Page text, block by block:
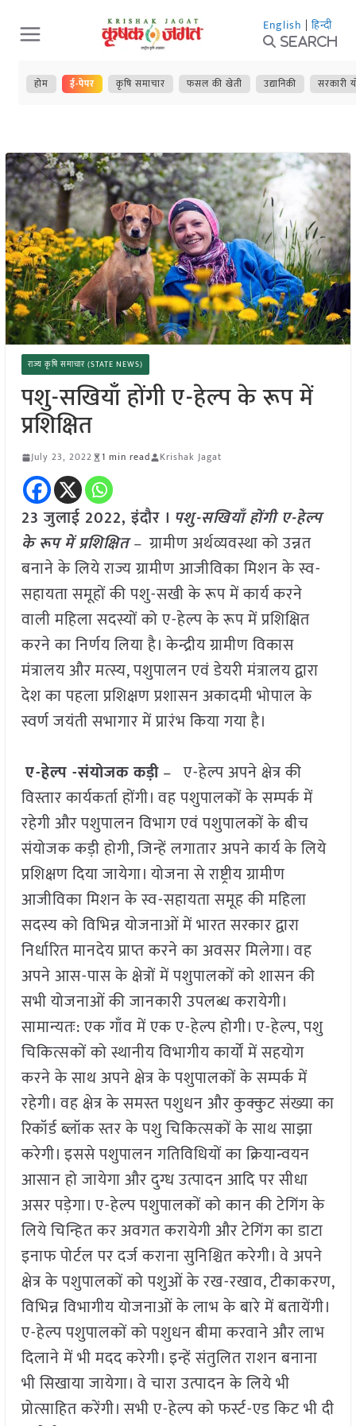
Skip
to
content
English | हिन्दी
Search
होम ई-पेपर कृषि समाचार फसल की खेती उद्यानिकी सरकारी
राज्य कृषि समाचार (STATE NEWS)
पशु-सखियाँ होंगी ए-हेल्प के रूप में
प्रशिक्षित
July 23, 2022 1 min read Krishak Jagat
23 जुलाई 2022, इंदौर । पशु-सखियाँ होंगी ए-हेल्प
के रूप में प्रशिक्षित–ग्रामीण अर्थव्यवस्था को उन्नत
बनाने के लिये राज्य ग्रामीण आजीविका मिशन के स्व-
सहायता समूहों की पशु-सखी के रूप में कार्य करने
वाली महिला सदस्यों को ए-हेल्प के रूप में प्रशिक्षित
करने का निर्णय लिया है। केन्द्रीय ग्रामीण विकास
मंत्रालय और मत्स्य, पशुपालन एवं डेयरी मंत्रालय द्वारा
देश का पहला प्रशिक्षण प्रशासन अकादमी भोपाल के
स्वर्ण जयंती सभागार में प्रारंभ किया गया है।
ए-हेल्प -संयोजक कड़ी– ए-हेल्प अपने क्षेत्र की
विस्तार कार्यकर्ता होंगी। वह पशुपालकों के सम्पर्क में
रहेगी और पशुपालन विभाग एवं पशुपालकों के बीच
संयोजक कड़ी होगी, जिन्हें लगातार अपने कार्य के लिये
प्रशिक्षण दिया जायेगा। योजना से राष्ट्रीय ग्रामीण
आजीविका मिशन के स्व-सहायता समूह की महिला
सदस्य को विभिन्न योजनाओं में भारत सरकार द्वारा
निर्धारित मानदेय प्राप्त करने का अवसर मिलेगा। वह
अपने आस-पास के क्षेत्रों में पशुपालकों को शासन की
सभी योजनाओं की जानकारी उपलब्ध करायेगी।
सामान्यतः: एक गाँव में एक ए-हेल्प होगी। ए-हेल्प, पशु
चिकित्सकों को स्थानीय विभागीय कार्यों में सहयोग
करने के साथ अपने क्षेत्र के पशुपालकों के सम्पर्क में
रहेगी। वह क्षेत्र के समस्त पशुधन और कुक्कुट संख्या का
रिकॉर्ड ब्लॉक स्तर के पशु चिकित्सकों के साथ साझा
करेगी। इससे पशुपालन गतिविधियों का क्रियान्वयन
आसान हो जायेगा और दुग्ध उत्पादन आदि पर सीधा
असर पड़ेगा। ए-हेल्प पशुपालकों को कान की टेगिंग के
लिये चिन्हित कर अवगत करायेगी और टेगिंग का डाटा
इनाफ पोर्टल पर दर्ज कराना सुनिश्चित करेगी। वे अपने
क्षेत्र के पशुपालकों को पशुओं के रख-रखाव, टीकाकरण,
विभिन्न विभागीय योजनाओं के लाभ के बारे में बतायेंगी।
ए-हेल्प पशुपालकों को पशुधन बीमा करवाने और लाभ
दिलाने में भी मदद करेगी। इन्हें संतुलित राशन बनाना
भी सिखाया जायेगा। वे चारा उत्पादन के लिये भी
प्रोत्साहित करेंगी। सभी ए-हेल्प को फर्स्ट-एड किट भी दी